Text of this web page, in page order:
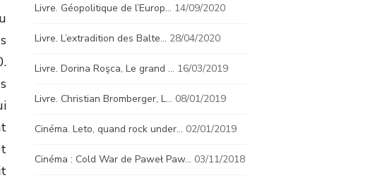
Livre. Géopolitique de l’Europ… 14/09/2020
Livre. L’extradition des Balte… 28/04/2020
Livre. Dorina Roşca, Le grand … 16/03/2019
Livre. Christian Bromberger, L… 08/01/2019
Cinéma. Leto, quand rock under… 02/01/2019
Cinéma : Cold War de Paweł Paw… 03/11/2018